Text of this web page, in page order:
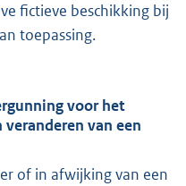
fictieve beschikking bij
toepassing.
voor het
veranderen van een
of in afwijking van een